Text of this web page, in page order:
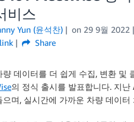
비스
Yun (윤석찬) on 29 9월 2022
Share
량 데이터를 더 쉽게 수집, 변환 및
의 정식 출시를 발표합니다. 지난
으며, 실시간에 가까운 차량 데이터